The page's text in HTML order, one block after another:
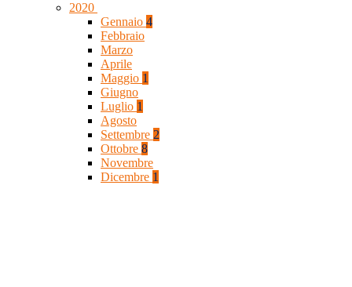
2020
Gennaio 4
Febbraio
Marzo
Aprile
Maggio 1
Giugno
Luglio 1
Agosto
Settembre 2
Ottobre 8
Novembre
Dicembre 1